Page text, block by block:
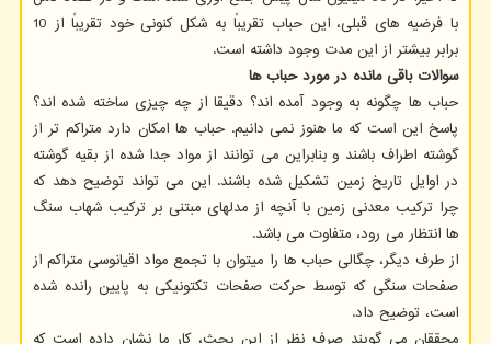
با فرضیه های قبلی، این حباب تقریباً به شکل کنونی خود تقریباً از 10
برابر بیشتر از این مدت وجود داشته است.
سوالات باقی مانده در مورد حباب ها
حباب ها چگونه به وجود آمده اند؟ دقیقا از چه چیزی ساخته شده اند؟
پاسخ این است که ما هنوز نمی دانیم. حباب ها امکان دارد متراکم تر از
گوشته اطراف باشند و بنابراین می توانند از مواد جدا شده از بقیه گوشته
در اوایل تاریخ زمین تشکیل شده باشند. این می تواند توضیح دهد که
چرا ترکیب معدنی زمین با آنچه از مدلهای مبتنی بر ترکیب شهاب سنگ
ها انتظار می رود، متفاوت می باشد.
از طرف دیگر، چگالی حباب ها را میتوان با تجمع مواد اقیانوسی متراکم از
صفحات سنگی که توسط حرکت صفحات تکتونیکی به پایین رانده شده
است، توضیح داد.